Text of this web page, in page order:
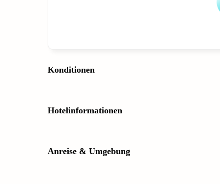
Konditionen
Hotelinformationen
Anreise & Umgebung